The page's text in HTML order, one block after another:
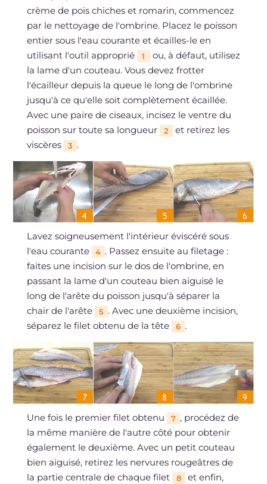
crème de pois chiches et romarin, commencez
par le nettoyage de l'ombrine. Placez le poisson
entier sous l'eau courante et écailles-le en
utilisant l'outil approprié
1
ou, à défaut, utilisez
la lame d'un couteau. Vous devez frotter
l'écailleur depuis la queue le long de l'ombrine
jusqu'à ce qu'elle soit complètement écaillée.
Avec une paire de ciseaux, incisez le ventre du
poisson sur toute sa longueur
2
et retirez les
viscères
3 .
Lavez soigneusement l'intérieur éviscéré sous
l'eau courante
4 . Passez ensuite au filetage :
faites une incision sur le dos de l'ombrine, en
passant la lame d'un couteau bien aiguisé le
long de l'arête du poisson jusqu'à séparer la
chair de l'arête
5 . Avec une deuxième incision,
séparez le filet obtenu de la tête
6 .
Une fois le premier filet obtenu 7 , procédez de
la même manière de l'autre côté pour obtenir
également le deuxième. Avec un petit couteau
bien aiguisé, retirez les nervures rougeâtres de
la partie centrale de chaque filet
8
et enfin,